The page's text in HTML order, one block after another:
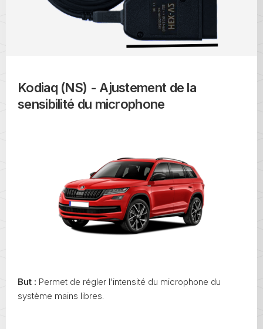
Kodiaq (NS) - Ajustement de la
sensibilité du microphone
But : Permet de régler l’intensité du microphone du
système mains libres.